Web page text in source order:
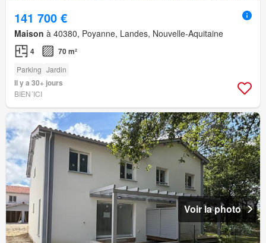
141 700 €
Maison à 40380, Poyanne, Landes, Nouvelle-Aquitaine
4 70 m²
Parking Jardin
Il y a 30+ jours
BIEN´ICI
Voir la photo